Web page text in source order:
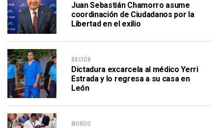
Juan Sebastián Chamorro asume
coordinación de Ciudadanos por la
Libertad en el exilio
NACIÓN
Dictadura excarcela al médico Yerri
Estrada y lo regresa a su casa en
León
MUNDO